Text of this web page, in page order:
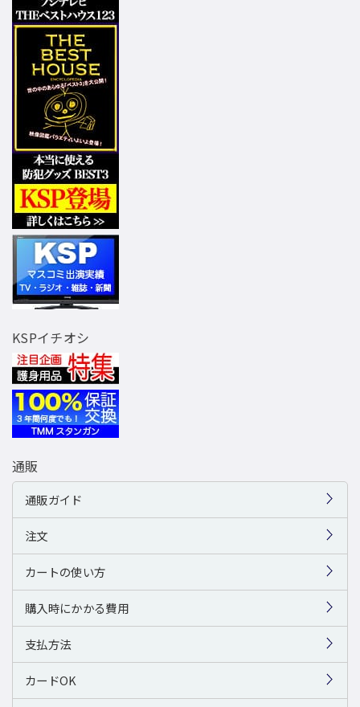
KSPイチオシ
通販
通販ガイド
注文
カートの使い方
購入時にかかる費用
支払方法
カードOK